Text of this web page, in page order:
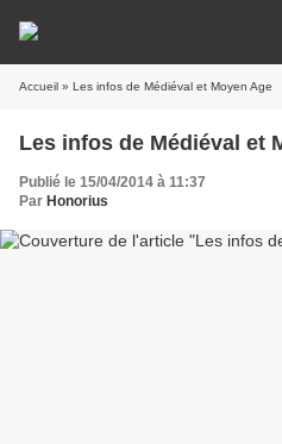
Accueil » Les infos de Médiéval et Moyen Age
Les infos de Médiéval et
Publié le 15/04/2014 à 11:37
Par Honorius